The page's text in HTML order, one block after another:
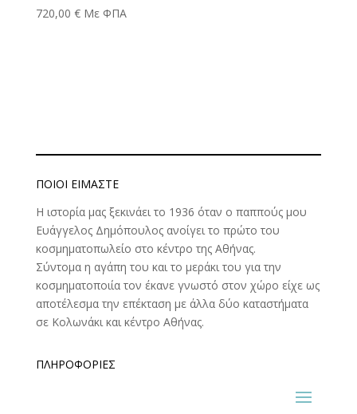
720,00 € Με ΦΠΑ
ΠΟΙΟΊ ΕΊΜΑΣΤΕ
Η ιστορία μας ξεκινάει το 1936 όταν ο παππούς μου
Ευάγγελος Δημόπουλος ανοίγει το πρώτο του
κοσμηματοπωλείο στο κέντρο της Αθήνας.
Σύντομα η αγάπη του και το μεράκι του για την
κοσμηματοποιία τον έκανε γνωστό στον χώρο είχε ως
αποτέλεσμα την επέκταση με άλλα δύο καταστήματα
σε Κολωνάκι και κέντρο Αθήνας.
ΠΛΗΡΟΦΟΡΊΕΣ